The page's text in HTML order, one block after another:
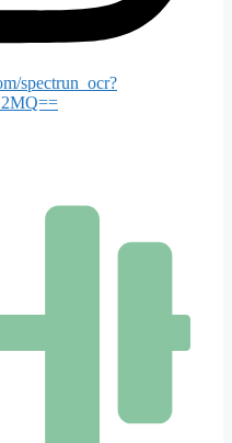
spectrun_ocr?